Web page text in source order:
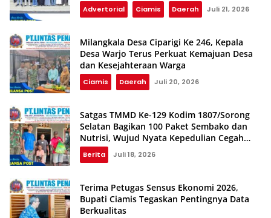
Advertorial Ciamis Daerah Juli 21, 2026
Milangkala Desa Ciparigi Ke 246, Kepala
Desa Warjo Terus Perkuat Kemajuan Desa
dan Kesejahteraan Warga
Ciamis Daerah Juli 20, 2026
Satgas TMMD Ke-129 Kodim 1807/Sorong
Selatan Bagikan 100 Paket Sembako dan
Nutrisi, Wujud Nyata Kepedulian Cegah
Stunting
Berita Juli 18, 2026
Terima Petugas Sensus Ekonomi 2026,
Bupati Ciamis Tegaskan Pentingnya Data
Berkualitas